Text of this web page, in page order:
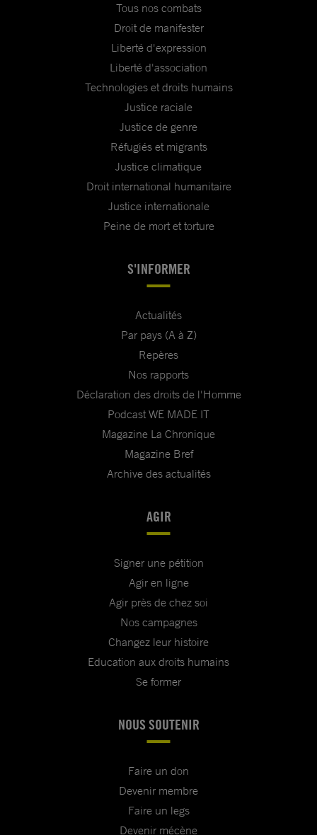
Tous nos combats
Droit de manifester
Liberté d'expression
Liberté d'association
Technologies et droits humains
Justice raciale
Justice de genre
Réfugiés et migrants
Justice climatique
Droit international humanitaire
Justice internationale
Peine de mort et torture
S'INFORMER
Actualités
Par pays (A à Z)
Repères
Nos rapports
Déclaration des droits de l'Homme
Podcast WE MADE IT
Magazine La Chronique
Magazine Bref
Archive des actualités
AGIR
Signer une pétition
Agir en ligne
Agir près de chez soi
Nos campagnes
Changez leur histoire
Education aux droits humains
Se former
NOUS SOUTENIR
Faire un don
Devenir membre
Faire un legs
Devenir mécène